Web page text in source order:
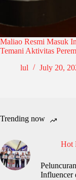
Maliao Resmi Masuk
Temani Aktivitas
lul
July 20,
Trending now
Hot
Influencer